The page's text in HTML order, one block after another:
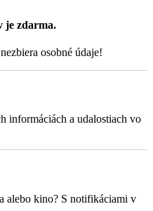
je zdarma.
osobné údaje!
informáciách a udalostiach vo
alebo kino? S notifikáciami v